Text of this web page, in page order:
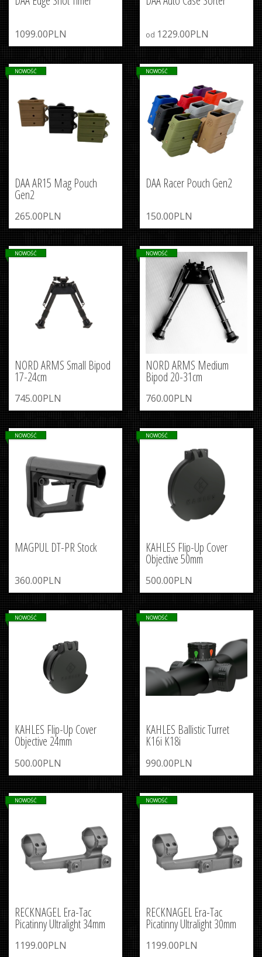
1099.00PLN od 1229.00PLN
DAA AR15 Mag Pouch
Gen2
265.00PLN
NOWOŚĆ
DAA Racer Pouch Gen2
150.00PLN
NOWOŚĆ
NORD ARMS Small Bipod
17-24cm
745.00PLN
NOWOŚĆ
NORD ARMS Medium
Bipod 20-31cm
760.00PLN
NOWOŚĆ
MAGPUL DT-PR Stock
360.00PLN
NOWOŚĆ
KAHLES Flip-Up Cover
Objective 50mm
500.00PLN
NOWOŚĆ
KAHLES Flip-Up Cover
Objective 24mm
500.00PLN
NOWOŚĆ
KAHLES Ballistic Turret
K16i K18i
990.00PLN
NOWOŚĆ
RECKNAGEL Era-Tac
Picatinny Ultralight 34mm
1199.00PLN
NOWOŚĆ
RECKNAGEL Era-Tac
Picatinny Ultralight 30mm
1199.00PLN
NOWOŚĆ